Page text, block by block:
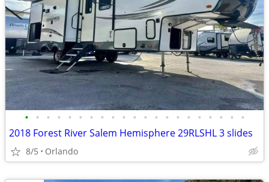
• • • • • • • • • • • • • • • • • • • • •
2018 Forest River Salem Hemisphere 29RLSHL 3 slides
8/5 Orlando